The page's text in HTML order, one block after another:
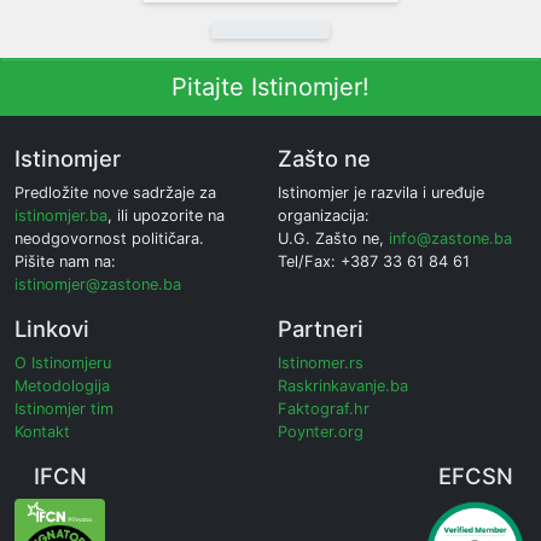
Pitajte Istinomjer!
Istinomjer
Predložite nove sadržaje za
istinomjer.ba, ili upozorite na
neodgovornost političara.
Pišite nam na:
istinomjer@zastone.ba
Zašto ne
Istinomjer je razvila i uređuje
organizacija:
U.G. Zašto ne, info@zastone.ba
Tel/Fax: +387 33 61 84 61
Linkovi
O Istinomjeru
Metodologija
Istinomjer tim
Kontakt
Partneri
Istinomer.rs
Raskrinkavanje.ba
Faktograf.hr
Poynter.org
IFCN EFCSN